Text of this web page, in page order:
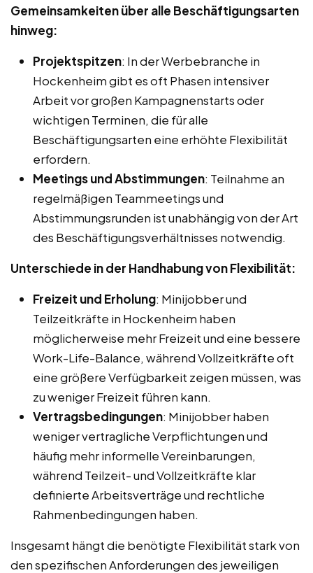
Gemeinsamkeiten über alle Beschäftigungsarten
hinweg:
Projektspitzen: In der Werbebranche in
Hockenheim gibt es oft Phasen intensiver
Arbeit vor großen Kampagnenstarts oder
wichtigen Terminen, die für alle
Beschäftigungsarten eine erhöhte Flexibilität
erfordern.
Meetings und Abstimmungen: Teilnahme an
regelmäßigen Teammeetings und
Abstimmungsrunden ist unabhängig von der Art
des Beschäftigungsverhältnisses notwendig.
Unterschiede in der Handhabung von Flexibilität:
Freizeit und Erholung: Minijobber und
Teilzeitkräfte in Hockenheim haben
möglicherweise mehr Freizeit und eine bessere
Work-Life-Balance, während Vollzeitkräfte oft
eine größere Verfügbarkeit zeigen müssen, was
zu weniger Freizeit führen kann.
Vertragsbedingungen: Minijobber haben
weniger vertragliche Verpflichtungen und
häufig mehr informelle Vereinbarungen,
während Teilzeit- und Vollzeitkräfte klar
definierte Arbeitsverträge und rechtliche
Rahmenbedingungen haben.
Insgesamt hängt die benötigte Flexibilität stark von
den spezifischen Anforderungen des jeweiligen